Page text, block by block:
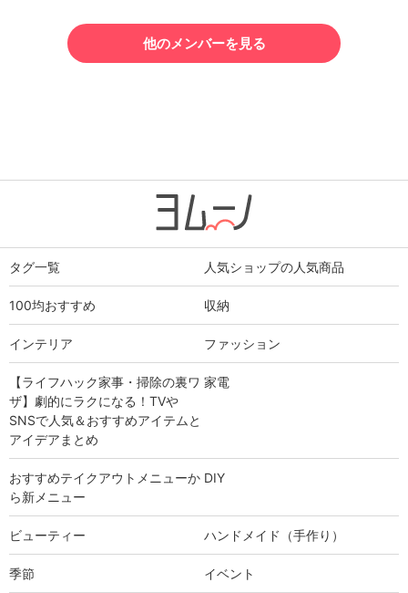
他のメンバーを見る
タグ一覧 人気ショップの人気商品
100均おすすめ 収納
インテリア ファッション
【ライフハック家事・掃除の裏ワ
ザ】劇的にラクになる！TVや
SNSで人気＆おすすめアイテムと
アイデアまとめ
家電
おすすめテイクアウトメニューか
ら新メニュー
DIY
ビューティー ハンドメイド（手作り）
季節 イベント